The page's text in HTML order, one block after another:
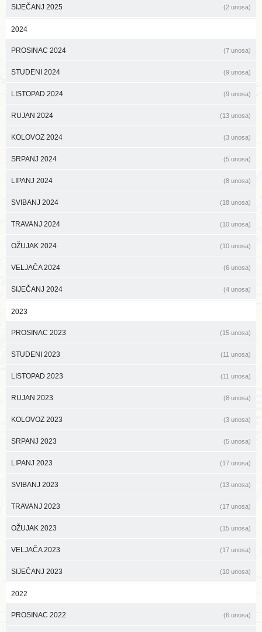
SIJEČANJ 2025 (2 unosa)
2024
PROSINAC 2024 (7 unosa)
STUDENI 2024 (9 unosa)
LISTOPAD 2024 (9 unosa)
RUJAN 2024 (13 unosa)
KOLOVOZ 2024 (3 unosa)
SRPANJ 2024 (5 unosa)
LIPANJ 2024 (8 unosa)
SVIBANJ 2024 (18 unosa)
TRAVANJ 2024 (10 unosa)
OŽUJAK 2024 (10 unosa)
VELJAČA 2024 (6 unosa)
SIJEČANJ 2024 (4 unosa)
2023
PROSINAC 2023 (15 unosa)
STUDENI 2023 (11 unosa)
LISTOPAD 2023 (11 unosa)
RUJAN 2023 (8 unosa)
KOLOVOZ 2023 (3 unosa)
SRPANJ 2023 (5 unosa)
LIPANJ 2023 (17 unosa)
SVIBANJ 2023 (13 unosa)
TRAVANJ 2023 (17 unosa)
OŽUJAK 2023 (15 unosa)
VELJAČA 2023 (17 unosa)
SIJEČANJ 2023 (10 unosa)
2022
PROSINAC 2022 (6 unosa)